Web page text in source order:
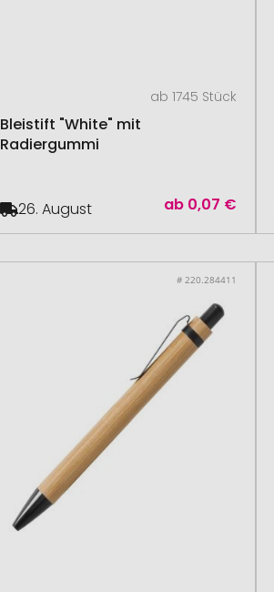
ab 1745 Stück
Bleistift "White" mit
Radiergummi
ab 0,07 €
26. August
# 220.284411